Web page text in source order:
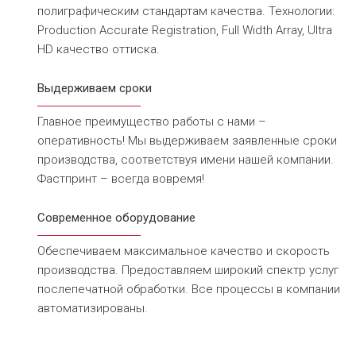
полиграфическим стандартам качества. Технологии:
Production Accurate Registration, Full Width Array, Ultra
HD качество оттиска.
Выдерживаем сроки
Главное преимущество работы с нами –
оперативность! Мы выдерживаем заявленные сроки
производства, соответствуя имени нашей компании.
Фастпринт – всегда вовремя!
Современное оборудование
Обеспечиваем максимальное качество и скорость
производства. Предоставляем широкий спектр услуг
послепечатной обработки. Все процессы в компании
автоматизированы.